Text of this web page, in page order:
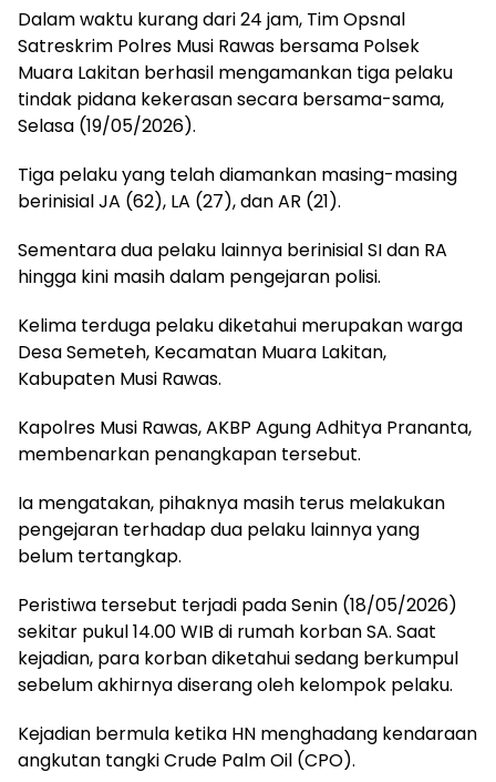
Dalam waktu kurang dari 24 jam, Tim Opsnal
Satreskrim Polres Musi Rawas bersama Polsek
Muara Lakitan berhasil mengamankan tiga pelaku
tindak pidana kekerasan secara bersama-sama,
Selasa (19/05/2026).
Tiga pelaku yang telah diamankan masing-masing
berinisial JA (62), LA (27), dan AR (21).
Sementara dua pelaku lainnya berinisial SI dan RA
hingga kini masih dalam pengejaran polisi.
Kelima terduga pelaku diketahui merupakan warga
Desa Semeteh, Kecamatan Muara Lakitan,
Kabupaten Musi Rawas.
Kapolres Musi Rawas, AKBP Agung Adhitya Prananta,
membenarkan penangkapan tersebut.
Ia mengatakan, pihaknya masih terus melakukan
pengejaran terhadap dua pelaku lainnya yang
belum tertangkap.
Peristiwa tersebut terjadi pada Senin (18/05/2026)
sekitar pukul 14.00 WIB di rumah korban SA. Saat
kejadian, para korban diketahui sedang berkumpul
sebelum akhirnya diserang oleh kelompok pelaku.
Kejadian bermula ketika HN menghadang kendaraan
angkutan tangki Crude Palm Oil (CPO).